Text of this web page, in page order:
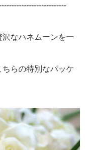
なハネムーンを一
らの特別なパッケ